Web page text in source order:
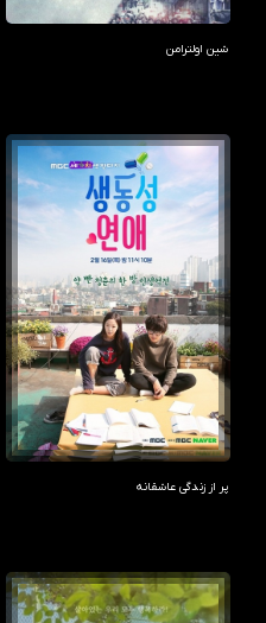
شین اولترامن
پر از زندگی عاشقانه